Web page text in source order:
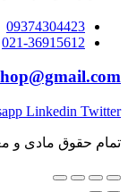
09374304423
021-36915612
Linkedin Twitter
تمام حقوق مادی و